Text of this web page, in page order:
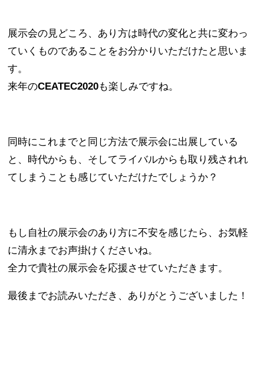
展示会の見どころ、あり方は時代の変化と共に変わっ
ていくものであることをお分かりいただけたと思いま
す。
来年のCEATEC2020も楽しみですね。
同時にこれまでと同じ方法で展示会に出展している
と、時代からも、そしてライバルからも取り残されれ
てしまうことも感じていただけたでしょうか？
もし自社の展示会のあり方に不安を感じたら、お気軽
に清永までお声掛けくださいね。
全力で貴社の展示会を応援させていただきます。
最後までお読みいただき、ありがとうございました！